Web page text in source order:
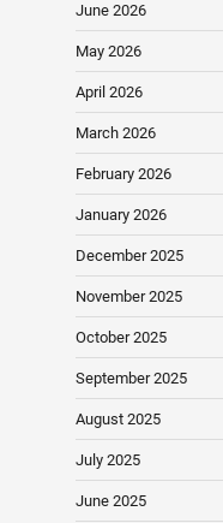
June 2026
May 2026
April 2026
March 2026
February 2026
January 2026
December 2025
November 2025
October 2025
September 2025
August 2025
July 2025
June 2025